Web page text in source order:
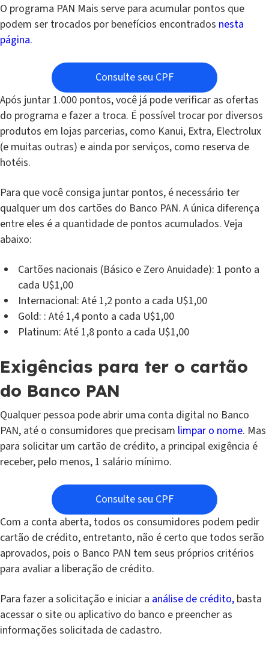
O programa PAN Mais serve para acumular pontos que
podem ser trocados por benefícios encontrados nesta
página.
Consulte seu CPF
Após juntar 1.000 pontos, você já pode verificar as ofertas
do programa e fazer a troca. É possível trocar por diversos
produtos em lojas parcerias, como Kanui, Extra, Electrolux
(e muitas outras) e ainda por serviços, como reserva de
hotéis.
Para que você consiga juntar pontos, é necessário ter
qualquer um dos cartões do Banco PAN. A única diferença
entre eles é a quantidade de pontos acumulados. Veja
abaixo:
Cartões nacionais (Básico e Zero Anuidade): 1 ponto a
cada U$1,00
Internacional: Até 1,2 ponto a cada U$1,00
Gold: : Até 1,4 ponto a cada U$1,00
Platinum: Até 1,8 ponto a cada U$1,00
Exigências para ter o cartão
do Banco PAN
Qualquer pessoa pode abrir uma conta digital no Banco
PAN, até o consumidores que precisam limpar o nome. Mas
para solicitar um cartão de crédito, a principal exigência é
receber, pelo menos, 1 salário mínimo.
Consulte seu CPF
Com a conta aberta, todos os consumidores podem pedir
cartão de crédito, entretanto, não é certo que todos serão
aprovados, pois o Banco PAN tem seus próprios critérios
para avaliar a liberação de crédito.
Para fazer a solicitação e iniciar a análise de crédito, basta
acessar o site ou aplicativo do banco e preencher as
informações solicitada de cadastro.